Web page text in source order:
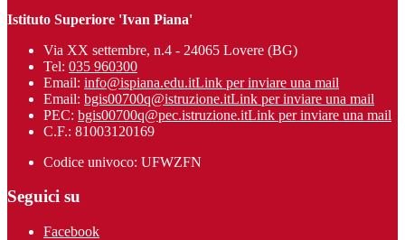
Istituto Superiore 'Ivan Piana'
Via XX settembre, n.4 - 24065 Lovere (BG)
Tel: 035 960300
Email: info@ispiana.edu.itLink per inviare una mail
Email: bgis00700q@istruzione.itLink per inviare una mail
PEC: bgis00700q@pec.istruzione.itLink per inviare una mail
C.F.: 81003120169
Codice univoco: UFWZFN
Seguici su
Facebook